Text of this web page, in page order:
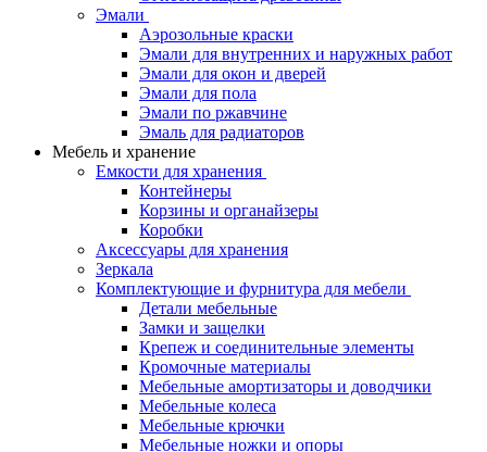
Эмали
Аэрозольные краски
Эмали для внутренних и наружных работ
Эмали для окон и дверей
Эмали для пола
Эмали по ржавчине
Эмаль для радиаторов
Мебель и хранение
Емкости для хранения
Контейнеры
Корзины и органайзеры
Коробки
Аксессуары для хранения
Зеркала
Комплектующие и фурнитура для мебели
Детали мебельные
Замки и защелки
Крепеж и соединительные элементы
Кромочные материалы
Мебельные амортизаторы и доводчики
Мебельные колеса
Мебельные крючки
Мебельные ножки и опоры